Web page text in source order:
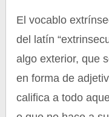
El vocablo
del latín
algo exterior, que
en forma de
califica a todo